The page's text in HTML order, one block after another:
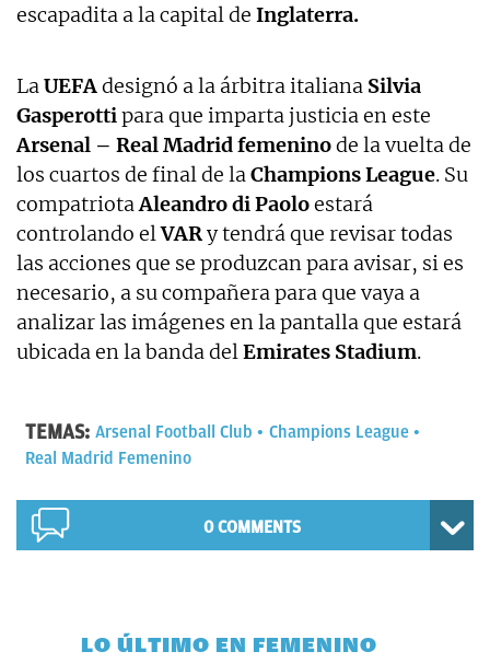
escapadita a la capital de Inglaterra.
LaUEFAdesignó a la árbitra italiana Silvia
Gasperottipara que imparta justicia en este
Arsenal – Real Madrid femeninode la vuelta de
los cuartos de final de laChampions League. Su
compatriotaAleandro di Paoloestará
controlando elVARy tendrá que revisar todas
las acciones que se produzcan para avisar, si es
necesario, a su compañera para que vaya a
analizar las imágenes en la pantalla que estará
ubicada en la banda delEmirates Stadium.
TEMAS: Arsenal Football Club
Champions League
Real Madrid Femenino
0 COMMENTS
LO ÚLTIMO EN FEMENINO